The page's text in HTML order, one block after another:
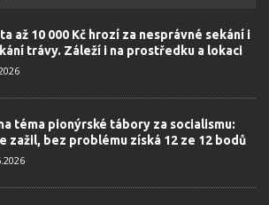
až 10 000 Kč hrozí za nesprávné sekání i
trávy. Záleží i na prostředku a lokaci
téma pionýrské tábory za socialismu:
zažil, bez problému získá 12 ze 12 bodů